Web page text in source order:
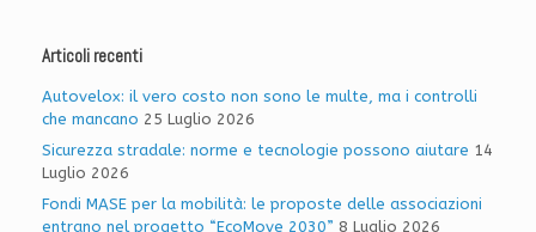
Articoli recenti
Autovelox: il vero costo non sono le multe, ma i controlli
che mancano 25 Luglio 2026
Sicurezza stradale: norme e tecnologie possono aiutare 14
Luglio 2026
Fondi MASE per la mobilità: le proposte delle associazioni
entrano nel progetto “EcoMove 2030” 8 Luglio 2026